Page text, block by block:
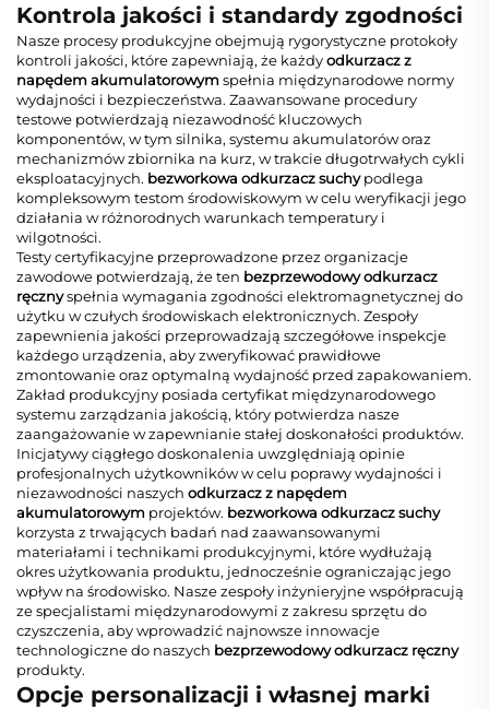
Kontrola jakości i standardy zgodności
Nasze procesy produkcyjne obejmują rygorystyczne protokoły
kontroli jakości, które zapewniają, że każdyodkurzacz z
napędem akumulatorowymspełnia międzynarodowe normy
wydajności i bezpieczeństwa. Zaawansowane procedury
testowe potwierdzają niezawodność kluczowych
komponentów, w tym silnika, systemu akumulatorów oraz
mechanizmów zbiornika na kurz, w trakcie długotrwałych cykli
eksploatacyjnych. bezworkowa odkurzacz suchypodlega
kompleksowym testom środowiskowym w celu weryfikacji jego
działania w różnorodnych warunkach temperatury i
wilgotności.
Testy certyfikacyjne przeprowadzone przez organizacje
zawodowe potwierdzają, że ten bezprzewodowy odkurzacz
ręcznyspełnia wymagania zgodności elektromagnetycznej do
użytku w czułych środowiskach elektronicznych. Zespoły
zapewnienia jakości przeprowadzają szczegółowe inspekcje
każdego urządzenia, aby zweryfikować prawidłowe
zmontowanie oraz optymalną wydajność przed zapakowaniem.
Zakład produkcyjny posiada certyfikat międzynarodowego
systemu zarządzania jakością, który potwierdza nasze
zaangażowanie w zapewnianie stałej doskonałości produktów.
Inicjatywy ciągłego doskonalenia uwzględniają opinie
profesjonalnych użytkowników w celu poprawy wydajności i
niezawodności naszych odkurzacz z napędem
akumulatorowym projektów. bezworkowa odkurzacz suchy
korzysta z trwających badań nad zaawansowanymi
materiałami i technikami produkcyjnymi, które wydłużają
okres użytkowania produktu, jednocześnie ograniczając jego
wpływ na środowisko. Nasze zespoły inżynieryjne współpracują
ze specjalistami międzynarodowymi z zakresu sprzętu do
czyszczenia, aby wprowadzić najnowsze innowacje
technologiczne do naszych bezprzewodowy odkurzacz ręczny
produkty.
Opcje personalizacji i własnej marki